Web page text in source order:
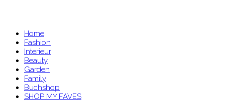
Home
Fashion
Interieur
Beauty
Garden
Family
Buchshop
SHOP MY FAVES